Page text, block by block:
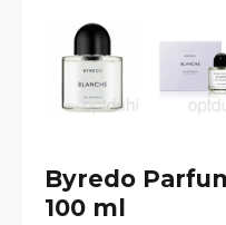
Byredo
100 ml